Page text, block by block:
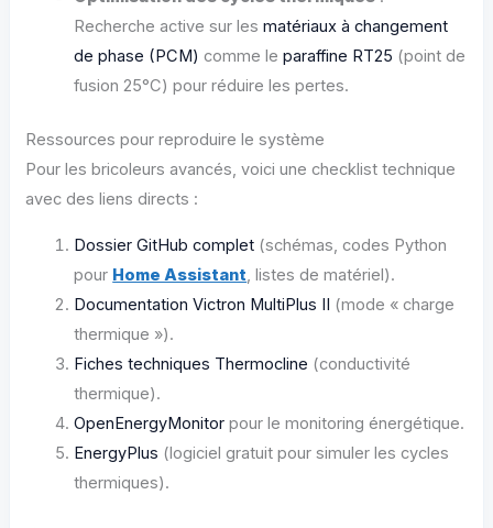
Recherche active sur lesmatériaux à changement
de phase (PCM) comme leparaffine RT25 (point de
fusion 25°C) pour réduire les pertes.
Ressources pour reproduire le système
Pour les bricoleurs avancés, voici une checklist technique
avec des liens directs :
Dossier GitHub complet (schémas, codes Python
pour Home Assistant, listes de matériel).
Documentation Victron MultiPlus II (mode « charge
thermique »).
Fiches techniques Thermocline (conductivité
thermique).
OpenEnergyMonitor pour le monitoring énergétique.
EnergyPlus (logiciel gratuit pour simuler les cycles
thermiques).